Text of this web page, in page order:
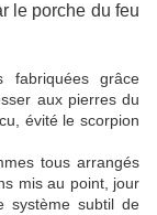
le porche du feu
grâce
aux pierres du
évité le scorpion
tous arrangés
mis au point, jour
système subtil de